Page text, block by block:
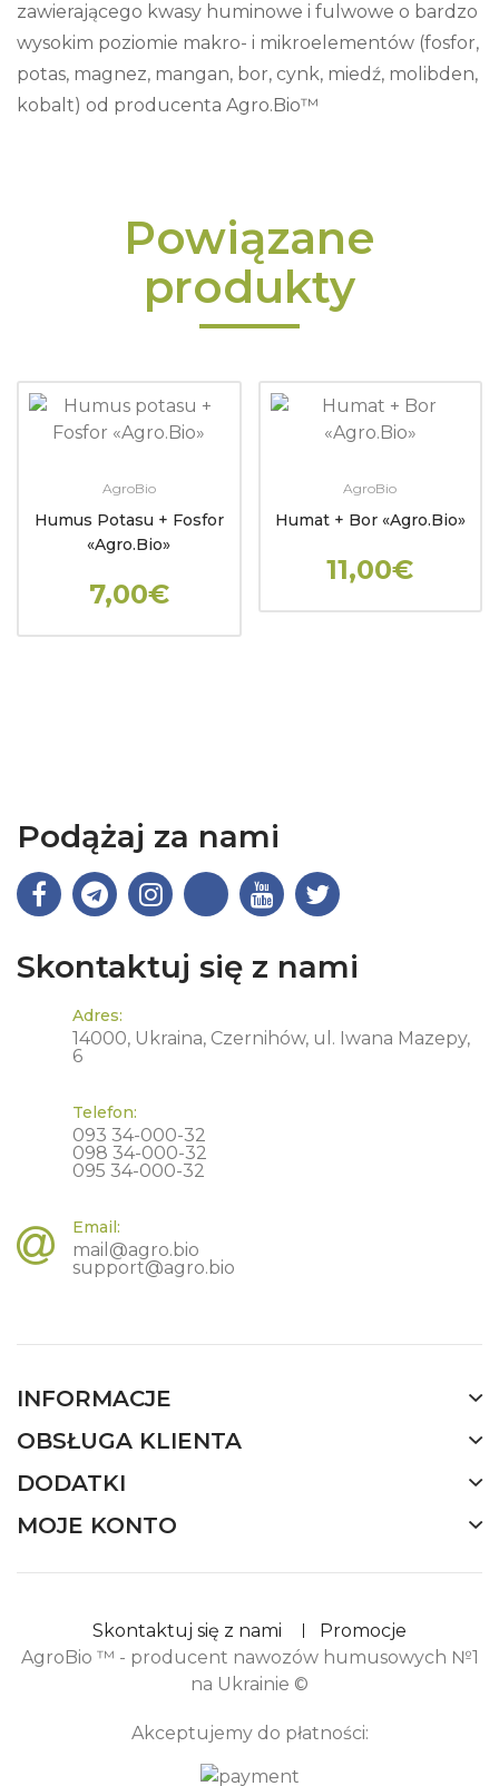
zawierającego kwasy huminowe i fulwowe o bardzo
wysokim poziomie makro- i mikroelementów (fosfor,
potas, magnez, mangan, bor, cynk, miedź, molibden,
kobalt) od producenta Agro.Bio™
Powiązane
produkty
AgroBio
Humus Potasu + Fosfor
«Agro.Bio»
7,00€
AgroBio
Humat + Bor «Agro.Bio»
11,00€
Podążaj za nami
Skontaktuj się z nami
Adres:
14000, Ukraina, Czernihów, ul. Iwana Mazepy,
6
Telefon:
093 34-000-32
098 34-000-32
095 34-000-32
Email:
mail@agro.bio
support@agro.bio
INFORMACJE
OBSŁUGA KLIENTA
DODATKI
MOJE KONTO
Skontaktuj się z nami
Promocje
AgroBio ™ - producent nawozów humusowych №1
na Ukrainie ©
Akceptujemy do płatności: